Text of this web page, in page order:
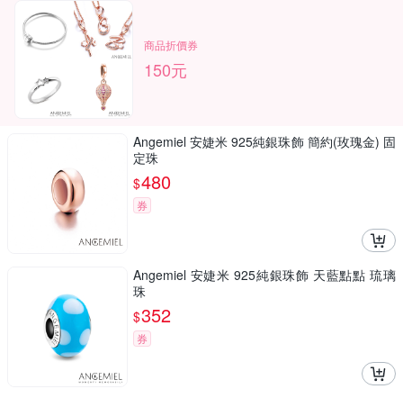
商品折價券
150元
Angemiel 安婕米 925純銀珠飾 簡約(玫瑰金) 固
定珠
$480
券
Angemiel 安婕米 925純銀珠飾 天藍點點 琉璃
珠
$352
券